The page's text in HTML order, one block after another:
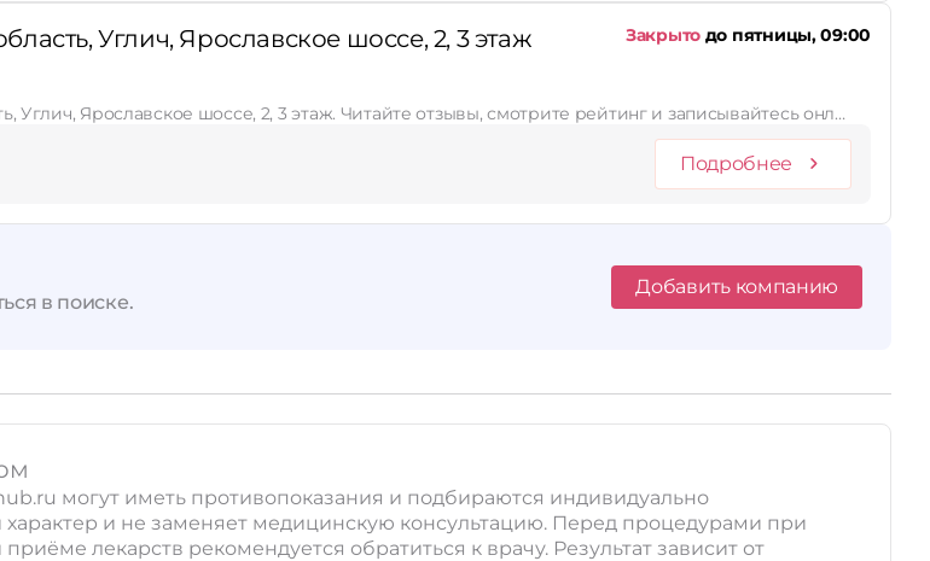
Углич, Ярославское шоссе, 2, 3 этаж Закрыто до пятницы, 09:00
Углич, Ярославское шоссе, 2, 3 этаж. Читайте отзывы, смотрите рейтинг и записывайтесь онл…
Подробнее
в поиске.
Добавить компанию
могут иметь противопоказания и подбираются индивидуально
и не заменяет медицинскую консультацию. Перед процедурами при
лекарств рекомендуется обратиться к врачу. Результат зависит от